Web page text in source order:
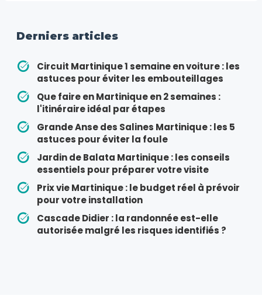
Derniers articles
Circuit Martinique 1 semaine en voiture : les
astuces pour éviter les embouteillages
Que faire en Martinique en 2 semaines :
l'itinéraire idéal par étapes
Grande Anse des Salines Martinique : les 5
astuces pour éviter la foule
Jardin de Balata Martinique : les conseils
essentiels pour préparer votre visite
Prix vie Martinique : le budget réel à prévoir
pour votre installation
Cascade Didier : la randonnée est-elle
autorisée malgré les risques identifiés ?